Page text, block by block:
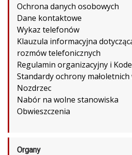
Ochrona danych osobowych
Dane kontaktowe
Wykaz telefonów
Klauzula informacyjna
rozmów telefonicznych
Regulamin organizacyjny i
Standardy ochrony
Nozdrzec
Nabór na wolne stanowiska
Obwieszczenia
Organy